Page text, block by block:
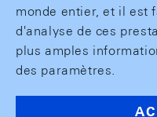
monde entier, et il est
d'analyse de ces
plus amples
des paramètres.